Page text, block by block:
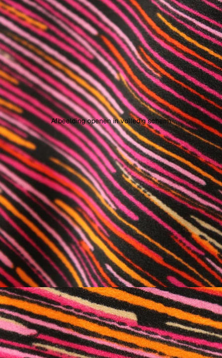
Afbeelding openen in volledig scherm